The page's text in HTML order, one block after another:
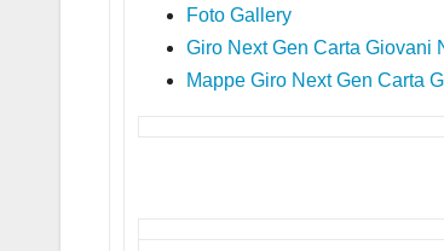
Foto Gallery
Giro Next Gen Carta Giovani
Mappe Giro Next Gen Carta